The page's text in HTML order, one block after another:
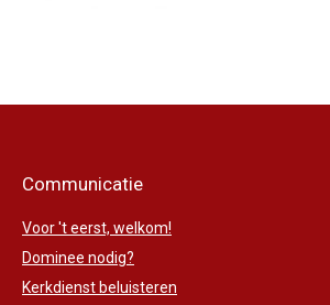
Communicatie
Voor 't eerst, welkom!
Dominee nodig?
Kerkdienst beluisteren